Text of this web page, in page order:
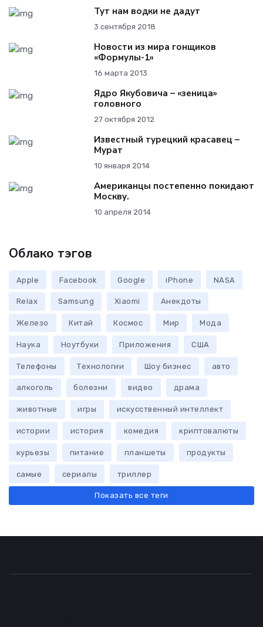
Тут нам водки не дадут
3 сентября 2018
Новости из мира гонщиков
«Формулы-1»
16 марта 2013
Ядро Якубовича – «зеница»
головного
27 октября 2012
Известный турецкий красавец –
Мурат
10 января 2014
Американцы постепенно покидают
Москву.
10 апреля 2014
Облако тэгов
Apple Facebook Google iPhone NASA
Relax Samsung Xiaomi Анекдоты
Железо Китай Космос Мир Мода
Наука Ноутбуки Приложения США
Телефоны Технологии Шоу бизнес авто
алкоголь болезни видео драма
животные игры искусственный интеллект
истории история комедия криптовалюты
курьезы питание планшеты продукты
самые сериалы триллер
Показать все теги